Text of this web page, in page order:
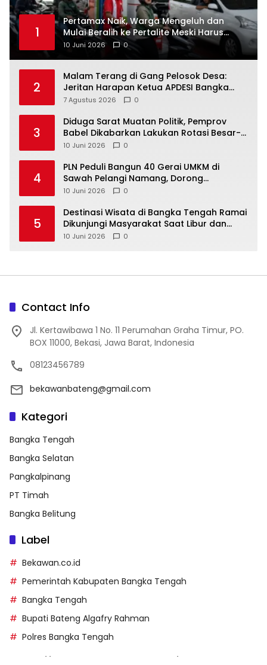
1
‎Pertamax Naik, Warga Mengeluh dan
Mulai Beralih ke Pertalite Meski Harus
10 Juni 2026 0
2
Malam Terang di Gang Pelosok Desa:
Jeritan Harapan Ketua APDESI Bangka
Tengah untuk PLN Babel
7 Agustus 2026 0
3
‎Diduga Sarat Muatan Politik, Pemprov
Babel Dikabarkan Lakukan Rotasi Besar-
10 Juni 2026 0
4
‎PLN Peduli Bangun 40 Gerai UMKM di
Sawah Pelangi Namang, Dorong
10 Juni 2026 0
5
‎Destinasi Wisata di Bangka Tengah Ramai
Dikunjungi Masyarakat Saat Libur dan
Akhir Pekan
10 Juni 2026 0
Contact Info
Jl. Kertawibawa 1 No. 11 Perumahan Graha Timur, PO.
BOX 11000, Bekasi, Jawa Barat, Indonesia
08123456789
bekawanbateng@gmail.com
Kategori
Bangka Tengah
Bangka Selatan
Pangkalpinang
PT Timah
Bangka Belitung
Label
Bekawan.co.id
Pemerintah Kabupaten Bangka Tengah
Bangka Tengah
Bupati Bateng Algafry Rahman
Polres Bangka Tengah